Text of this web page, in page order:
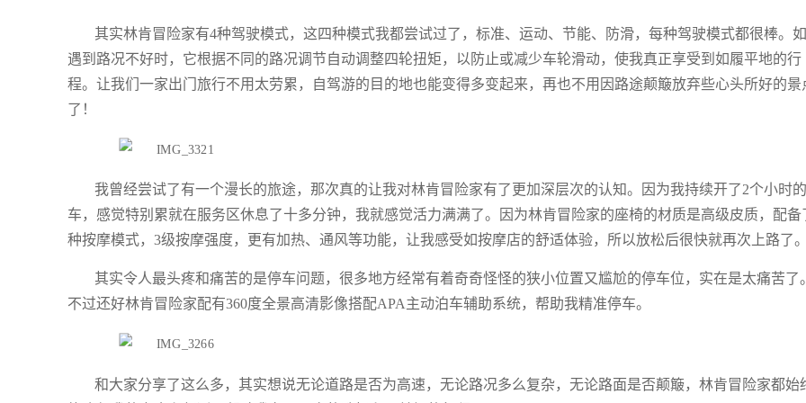
其实林肯冒险家有4种驾驶模式，这四种模式我都尝试过了，标准、运动、节能、防滑，每种驾驶模式都很棒。
遇到路况不好时，它根据不同的路况调节自动调整四轮扭矩，以防止或减少车轮滑动，使我真正享受到如履平地的行
程。让我们一家出门旅行不用太劳累，自驾游的目的地也能变得多变起来，再也不用因路途颠簸放弃些心头所好的景
了！
我曾经尝试了有一个漫长的旅途，那次真的让我对林肯冒险家有了更加深层次的认知。因为我持续开了2个小时的
车，感觉特别累就在服务区休息了十多分钟，我就感觉活力满满了。因为林肯冒险家的座椅的材质是高级皮质，配备
种按摩模式，3级按摩强度，更有加热、通风等功能，让我感受如按摩店的舒适体验，所以放松后很快就再次上路了。
其实令人最头疼和痛苦的是停车问题，很多地方经常有着奇奇怪怪的狭小位置又尴尬的停车位，实在是太痛苦了。
不过还好林肯冒险家配有360度全景高清影像搭配APA主动泊车辅助系统，帮助我精准停车。
和大家分享了这么多，其实想说无论道路是否为高速，无论路况多么复杂，无论路面是否颠簸，林肯冒险家都始